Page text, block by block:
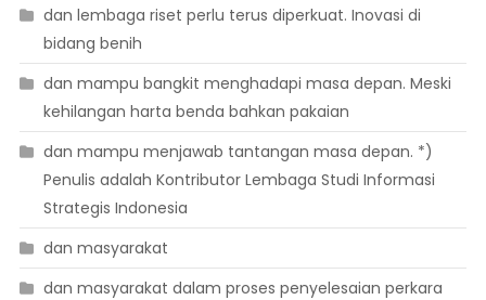
dan lembaga riset perlu terus diperkuat. Inovasi di
bidang benih
dan mampu bangkit menghadapi masa depan. Meski
kehilangan harta benda bahkan pakaian
dan mampu menjawab tantangan masa depan. *)
Penulis adalah Kontributor Lembaga Studi Informasi
Strategis Indonesia
dan masyarakat
dan masyarakat dalam proses penyelesaian perkara